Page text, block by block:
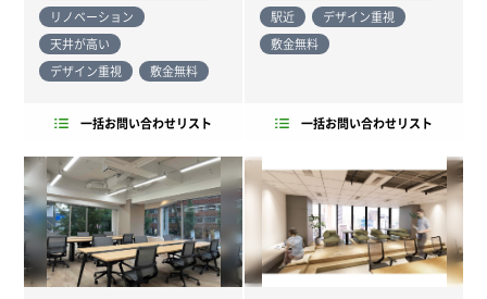
リノベーション
天井が高い
デザイン重視
敷金無料
一括お問い合わせリスト
駅近
デザイン重視
敷金無料
一括お問い合わせリスト